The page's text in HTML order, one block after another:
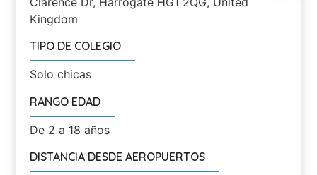
Kingdom
TIPO DE COLEGIO
Solo chicas
RANGO EDAD
De 2 a 18 años
DISTANCIA DESDE AEROPUERTOS